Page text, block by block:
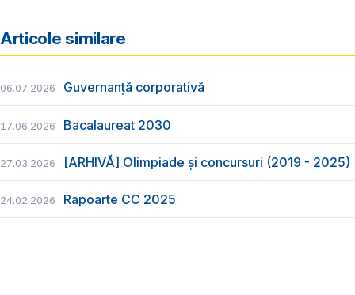
Articole similare
06.07.2026 Guvernanță corporativă
17.06.2026 Bacalaureat 2030
27.03.2026 [ARHIVĂ] Olimpiade și concursuri (2019 - 2025)
24.02.2026 Rapoarte CC 2025